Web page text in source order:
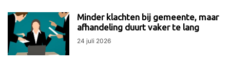
Minder klachten bij gemeente, maar
afhandeling duurt vaker te lang
24 juli 2026